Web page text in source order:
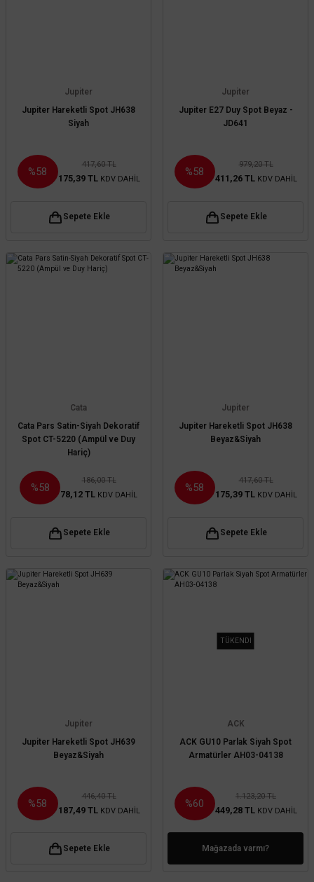
Jupiter
Jupiter Hareketli Spot JH638
Siyah
%58
417,60 TL
175,39 TL KDV DAHİL
Sepete Ekle
Jupiter
Jupiter E27 Duy Spot Beyaz -
JD641
%58
979,20 TL
411,26 TL KDV DAHİL
Sepete Ekle
Cata
Cata Pars Satin-Siyah Dekoratif
Spot CT-5220 (Ampül ve Duy
Hariç)
%58
186,00 TL
78,12 TL KDV DAHİL
Sepete Ekle
Jupiter
Jupiter Hareketli Spot JH638
Beyaz&Siyah
%58
417,60 TL
175,39 TL KDV DAHİL
Sepete Ekle
Jupiter
Jupiter Hareketli Spot JH639
Beyaz&Siyah
%58
446,40 TL
187,49 TL KDV DAHİL
Sepete Ekle
TÜKENDİ
ACK
ACK GU10 Parlak Siyah Spot
Armatürler AH03-04138
%60
1.123,20 TL
449,28 TL KDV DAHİL
Mağazada varmı?